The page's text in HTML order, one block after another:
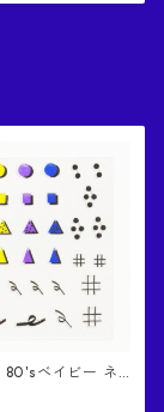
ベイビー ネ